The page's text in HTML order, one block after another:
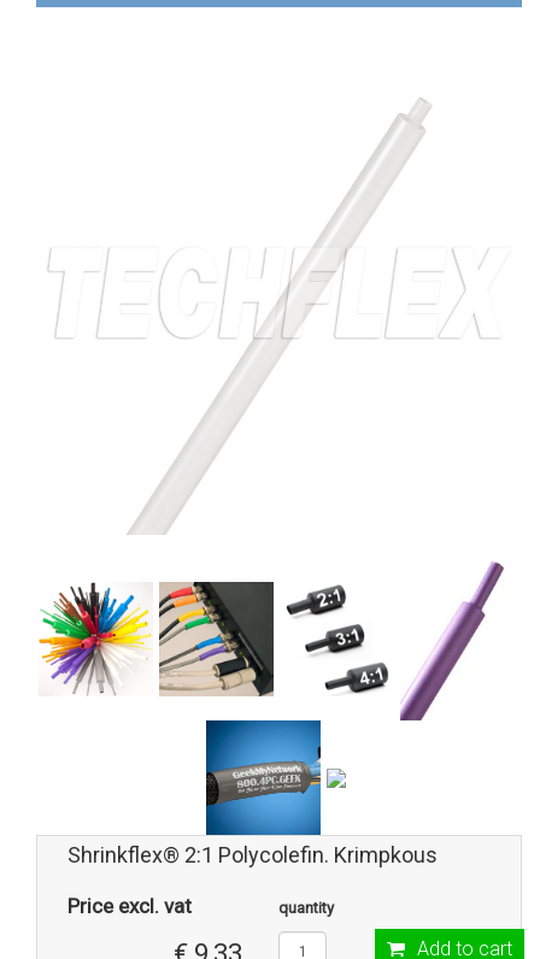
Shrinkflex® 2:1 Polycolefin. Krimpkous
Price excl. vat quantity
Add to cart